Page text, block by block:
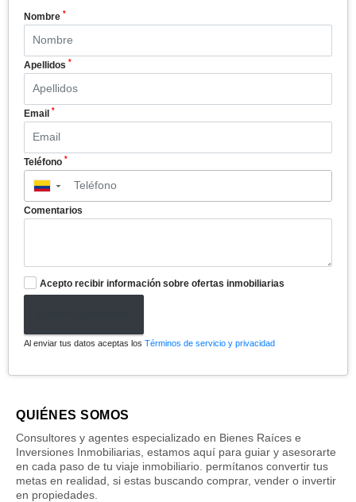
Nombre *
Apellidos *
Email *
Teléfono *
▼
Comentarios
Acepto recibir información sobre ofertas inmobiliarias
Al enviar tus datos aceptas los Términos de servicio y privacidad
QUIÉNES SOMOS
Consultores y agentes especializado en Bienes Raíces e
Inversiones Inmobiliarias, estamos aquí para guiar y asesorarte
en cada paso de tu viaje inmobiliario. permítanos convertir tus
metas en realidad, si estas buscando comprar, vender o invertir
en propiedades.